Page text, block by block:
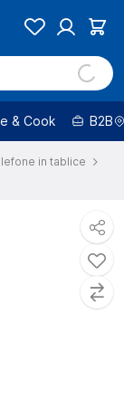
& Cook B2B
in tablice